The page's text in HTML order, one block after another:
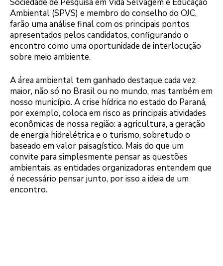
Ambiental (SPVS) e membro do conselho do OJC,
farão uma análise final com os principais pontos
apresentados pelos candidatos, configurando o
encontro como uma oportunidade de interlocução
sobre meio ambiente.
A área ambiental tem ganhado destaque cada vez
maior, não só no Brasil ou no mundo, mas também em
nosso município. A crise hídrica no estado do Paraná,
por exemplo, coloca em risco as principais atividades
econômicas de nossa região: a agricultura, a geração
de energia hidrelétrica e o turismo, sobretudo o
baseado em valor paisagístico. Mais do que um
convite para simplesmente pensar as questões
ambientais, as entidades organizadoras entendem que
é necessário pensar junto, por isso a ideia de um
encontro.